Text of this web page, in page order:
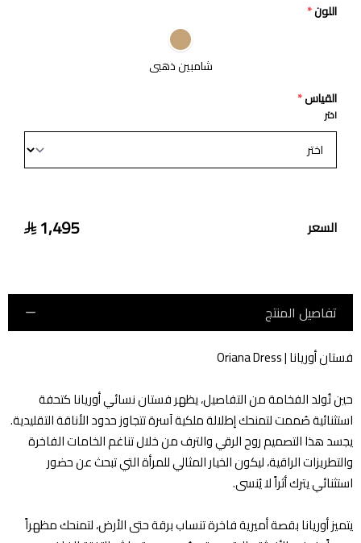
اللون*
شامبين ذهبي
القياس*
اختر
السعر 1,495
تفاصيل المنتج
فستان أوريانا | Oriana Dress
حين تُولد الفخامة من التفاصيل، يظهر فستان نسائي أوريانا كتحفة
استثنائية صُممت لتمنحك إطلالة ملكية آسرة تتجاوز حدود الأناقة التقليدية.
يجسد هذا التصميم روح الرقي والترف من خلال تناغم الخامات الفاخرة
والتطريزات الراقية، ليكون الخيار المثالي للمرأة التي تبحث عن حضور
استثنائي يترك أثراً لا يُنسى.
يتميز أوريانا بقصة أميرية فاخرة تنساب برقة حتى الأرض، لتمنحك مظهراً